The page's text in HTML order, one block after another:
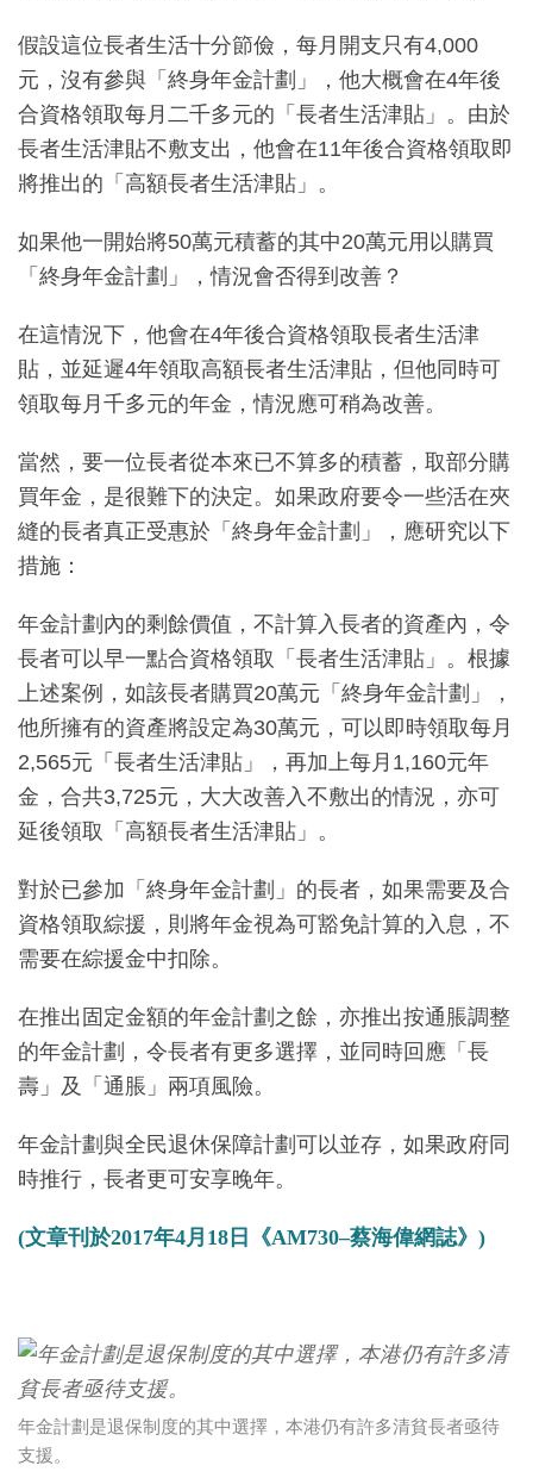
假設這位長者生活十分節儉，每月開支只有4,000
元，沒有參與「終身年金計劃」，他大概會在4年後
合資格領取每月二千多元的「長者生活津貼」。由於
長者生活津貼不敷支出，他會在11年後合資格領取即
將推出的「高額長者生活津貼」。
如果他一開始將50萬元積蓄的其中20萬元用以購買
「終身年金計劃」，情況會否得到改善？
在這情況下，他會在4年後合資格領取長者生活津
貼，並延遲4年領取高額長者生活津貼，但他同時可
領取每月千多元的年金，情況應可稍為改善。
當然，要一位長者從本來已不算多的積蓄，取部分購
買年金，是很難下的決定。如果政府要令一些活在夾
縫的長者真正受惠於「終身年金計劃」，應研究以下
措施：
年金計劃內的剩餘價值，不計算入長者的資產內，令
長者可以早一點合資格領取「長者生活津貼」。根據
上述案例，如該長者購買20萬元「終身年金計劃」，
他所擁有的資產將設定為30萬元，可以即時領取每月
2,565元「長者生活津貼」，再加上每月1,160元年
金，合共3,725元，大大改善入不敷出的情況，亦可
延後領取「高額長者生活津貼」。
對於已參加「終身年金計劃」的長者，如果需要及合
資格領取綜援，則將年金視為可豁免計算的入息，不
需要在綜援金中扣除。
在推出固定金額的年金計劃之餘，亦推出按通脹調整
的年金計劃，令長者有更多選擇，並同時回應「長
壽」及「通脹」兩項風險。
年金計劃與全民退休保障計劃可以並存，如果政府同
時推行，長者更可安享晚年。
(文章刊於2017年4月18日《AM730–蔡海偉網誌》)
年金計劃是退保制度的其中選擇，本港仍有許多清貧長者亟待
支援。